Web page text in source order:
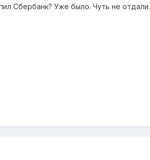
Сбербанк? Уже было. Чуть не отдали.